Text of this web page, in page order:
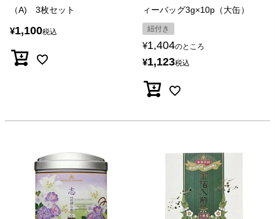
（A) 3枚セット
¥1,100税込
ィーバッグ3g×10p（大缶）
紐付き
¥1,404のところ
¥1,123税込